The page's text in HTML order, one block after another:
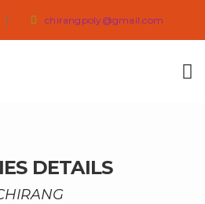
chirangpoly@gmail.com
DETAILS